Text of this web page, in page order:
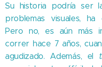
Su historia podría ser
problemas visuales,
Pero no, es aún más
correr hace 7 años,
agudizado. Además, el